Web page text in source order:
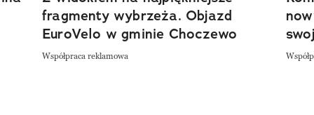
fragmenty wybrzeża. Objazd
EuroVelo w gminie Choczewo
Współpraca reklamowa